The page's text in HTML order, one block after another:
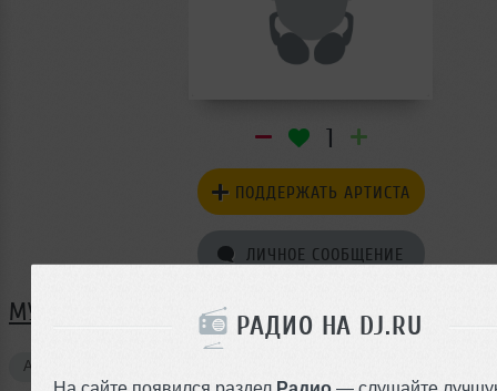
РАДИО НА DJ.RU
1
ПОДДЕРЖАТЬ АРТИСТА
ЛИЧНОЕ СООБЩЕНИЕ
МУЗЫКА ANATOLY PAVLOV
Авторские треки